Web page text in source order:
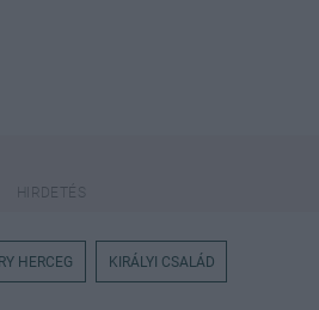
HERCEG KIRÁLYI CSALÁD